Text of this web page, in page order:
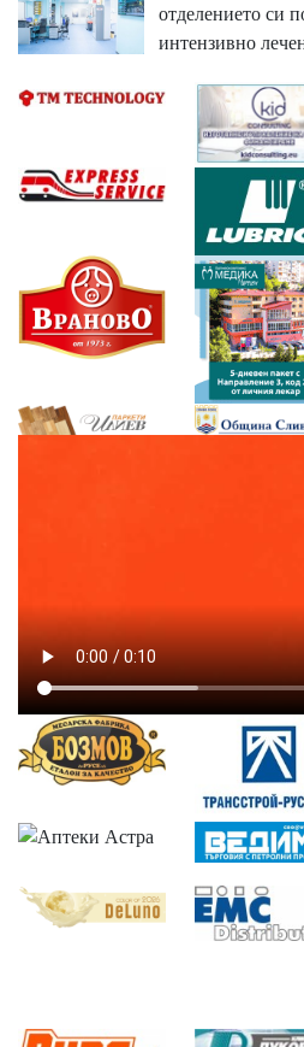
отделението си
интензивно